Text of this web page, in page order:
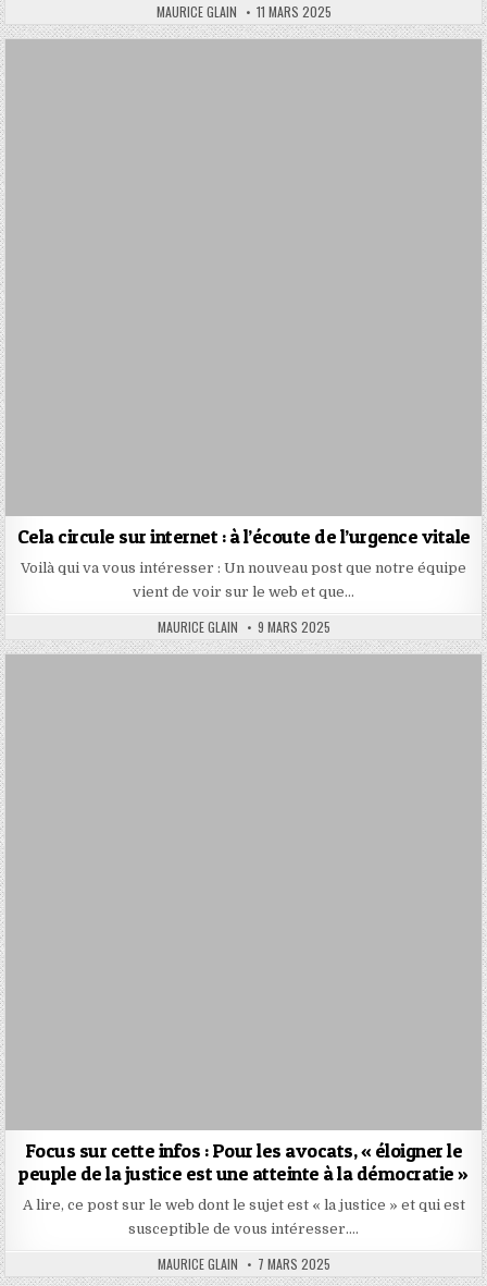
AUTHOR:
MAURICE GLAIN PUBLISHED
DATE:
11 MARS 2025
Cela circule sur internet : à l’écoute de l’urgence vitale
Voilà qui va vous intéresser : Un nouveau post que notre équipe
vient de voir sur le web et que…
AUTHOR:
MAURICE GLAIN PUBLISHED
DATE:
9 MARS 2025
Focus sur cette infos : Pour les avocats, « éloigner le
peuple de la justice est une atteinte à la démocratie »
A lire, ce post sur le web dont le sujet est « la justice » et qui est
susceptible de vous intéresser….
AUTHOR:
MAURICE GLAIN PUBLISHED
DATE:
7 MARS 2025